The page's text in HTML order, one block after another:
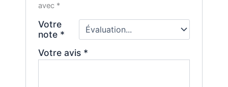
avec *
Votre
note *
Votre avis *